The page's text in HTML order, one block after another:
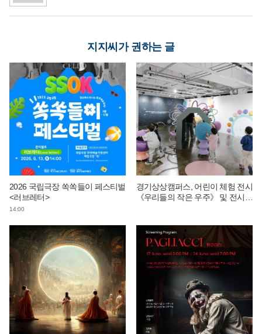
지지씨가 권하는 글
2026 국립극장 쏙쏙들이 페스티벌
<러브레터>
14:00
경기상상캠퍼스, 어린이 체험 전시
《우리들의 작은 우주》 및 전시